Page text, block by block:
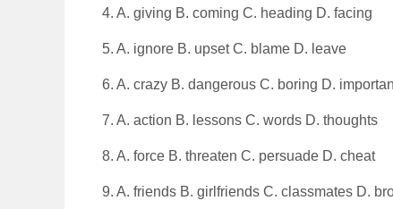
4. A. giving B. coming C. heading D. facing
5. A. ignore B. upset C. blame D. leave
6. A. crazy B. dangerous C. boring D.
7. A. action B. lessons C. words D. thoughts
8. A. force B. threaten C. persuade D. cheat
9. A. friends B. girlfriends C. classmates D.